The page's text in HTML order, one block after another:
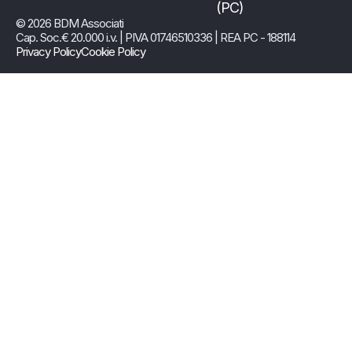
(PC)
© 2026 BDM Associati
Cap. Soc.€ 20.000 i.v. | PIVA 01746510336 | REA PC - 188114
Privacy PolicyCookie Policy